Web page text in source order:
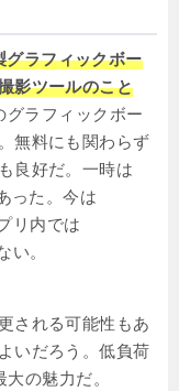
ラフィックボー
影ツールのこと
ラフィックボー
無料にも関わらず
良好だ。一時は
った。今は
リ内では
。
される可能性もあ
いだろう。低負荷
の魅力だ。